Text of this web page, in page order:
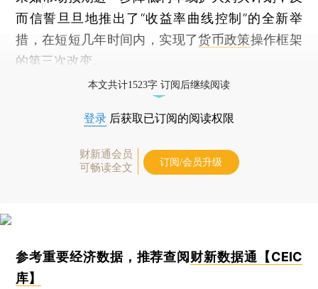
而信誓旦旦地推出了“收益率曲线控制”的全新举
措，在短短几年时间内，实现了货币政策操作框架
的第三次改变。
本文共计1523字 订阅后继续阅读
登录 后获取已订阅的阅读权限
财新通会员
可畅读全文
订阅/会员升级
参考重要经济数据，推荐查阅 财新数据通【CEIC
库】